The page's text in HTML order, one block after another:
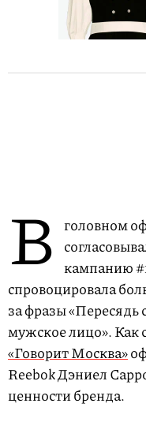
В головном
кампанию
спровоцировала
за фразы «Пересядь
мужское лицо». Как
«Говорит Москва»
Reebok Дэниел
ценности бренда.